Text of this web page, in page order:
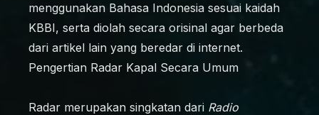
menggunakan Bahasa Indonesia sesuai kaidah
KBBI, serta diolah secara orisinal agar berbeda
dari artikel lain yang beredar di internet.
Pengertian Radar Kapal Secara Umum
Radar merupakan singkatan dari Radio